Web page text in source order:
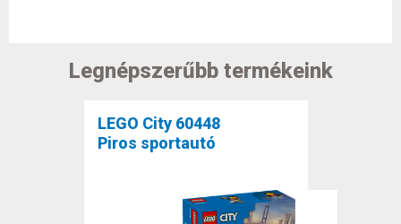
Legnépszerűbb termékeink
LEGO City 60448
Piros sportautó